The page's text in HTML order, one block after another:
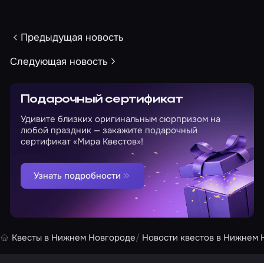
Предыдущая новость
Следующая новость
Подарочный сертификат
Удивите близких оригинальным сюрпризом на
любой праздник — закажите подарочный
сертификат «Мира Квестов»!
Узнать подробности
Квесты в Нижнем Новгороде Новости квестов в Нижнем